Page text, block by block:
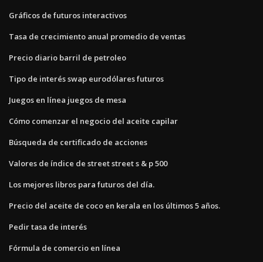
Gráficos de futuros interactivos
Tasa de crecimiento anual promedio de ventas
Precio diario barril de petroleo
Tipo de interés swap eurodólares futuros
Juegos en línea juegos de mesa
Cómo comenzar el negocio del aceite capilar
Búsqueda de certificado de acciones
Valores de índice de street street s & p 500
Los mejores libros para futuros del día.
Precio del aceite de coco en kerala en los últimos 5 años.
Pedir tasa de interés
Fórmula de comercio en línea